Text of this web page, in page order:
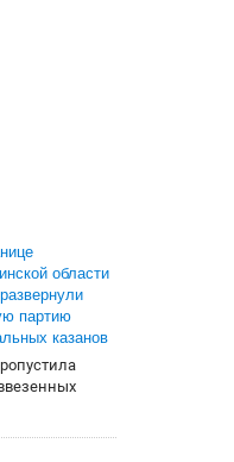
области
партию
казанов